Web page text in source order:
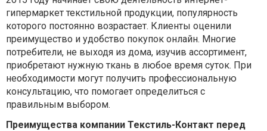
гипермаркет текстильной продукции, популярность
которого постоянно возрастает. Клиенты оценили
преимущество и удобство покупок онлайн. Многие
потребители, не выходя из дома, изучив ассортимент,
приобретают нужную ткань в любое время суток. При
необходимости могут получить профессиональную
консультацию, что помогает определиться с
правильным выбором.
Преимущества компании Текстиль-Контакт перед